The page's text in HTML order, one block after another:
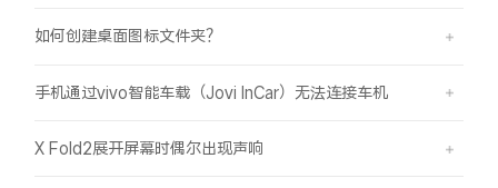
如何创建桌面图标文件夹？
手机通过vivo智能车载（Jovi InCar）无法连接车机
X Fold2展开屏幕时偶尔出现声响